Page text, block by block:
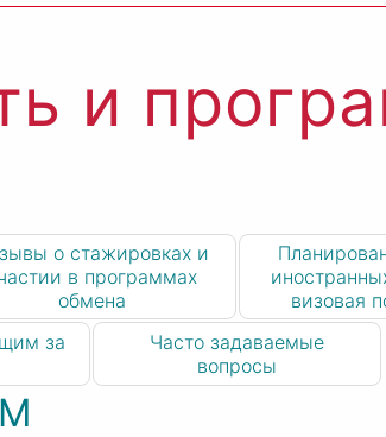
и
о стажировках и
в программах
обмена
визовая
за
Часто задаваемые
вопросы